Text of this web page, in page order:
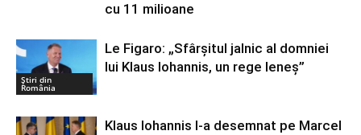
cu 11 milioane
Știri din
România
Le Figaro: „Sfârșitul jalnic al domniei
lui Klaus Iohannis, un rege leneş”
Klaus Iohannis l-a desemnat pe Marcel